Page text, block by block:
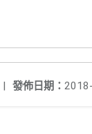
發佈日期：
|